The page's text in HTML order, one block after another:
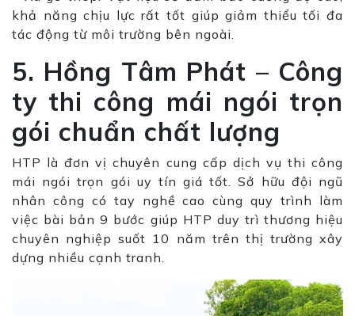
khả năng chịu lực rất tốt giúp giảm thiểu tối đa
tác động từ môi trường bên ngoài.
5. Hồng Tâm Phát – Công
ty thi công mái ngói trọn
gói chuẩn chất lượng
HTP là đơn vị chuyên cung cấp dịch vụ thi công
mái ngói trọn gói uy tín giá tốt. Sở hữu đội ngũ
nhân công có tay nghề cao cùng quy trình làm
việc bài bản 9 bước giúp HTP duy trì thương hiệu
chuyên nghiệp suốt 10 năm trên thị trường xây
dựng nhiều cạnh tranh.